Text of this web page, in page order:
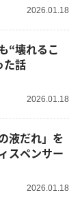
2026.01.18
“壊れるこ
た話
2026.01.18
液だれ」を
スペンサー
2026.01.18